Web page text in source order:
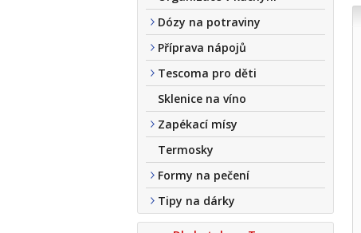
Dózy na potraviny
Příprava nápojů
Tescoma pro děti
Sklenice na víno
Zapékací mísy
Termosky
Formy na pečení
Tipy na dárky